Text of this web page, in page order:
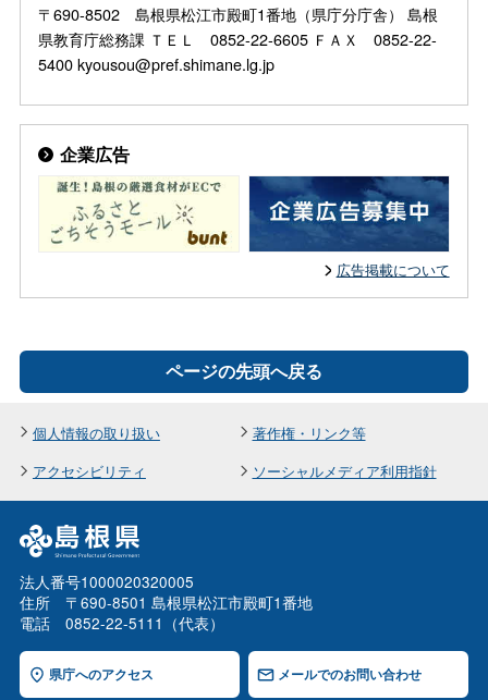
〒690-8502 島根県松江市殿町1番地（県庁分庁舎） 島根
県教育庁総務課 ＴＥＬ 0852-22-6605 ＦＡＸ 0852-22-
5400 kyousou@pref.shimane.lg.jp
企業広告
広告掲載について
ページの先頭へ戻る
個人情報の取り扱い
著作権・リンク等
アクセシビリティ
ソーシャルメディア利用指針
法人番号1000020320005
住所 〒690-8501 島根県松江市殿町1番地
電話 0852-22-5111（代表）
県庁へのアクセス メールでのお問い合わせ